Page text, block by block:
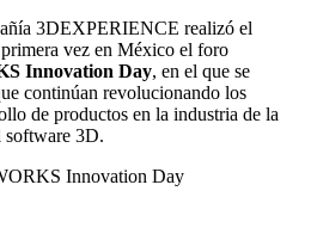
3DEXPERIENCE realizó el
vez en México el foro
Innovation Day, en el que se
continúan revolucionando los
de productos en la industria de la
software 3D.